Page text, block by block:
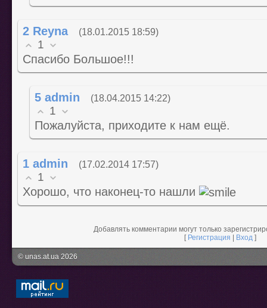
2 Reyna (18.01.2015 18:59)
1
Спасибо Большое!!!
5 admin (18.04.2015 14:22)
1
Пожалуйста, приходите к нам ещё.
1 admin (17.02.2014 17:57)
1
Хорошо, что наконец-то нашли
Добавлять комментарии могут только
[ Регистрация Вход ]
© unas.at.ua 2026